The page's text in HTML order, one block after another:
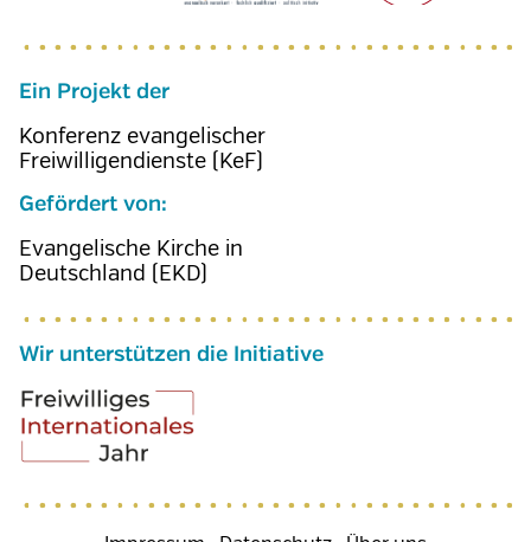
Ein Projekt der
Konferenz evangelischer
Freiwilligendienste (KeF)
Gefördert von:
Evangelische Kirche in
Deutschland (EKD)
Wir unterstützen die Initiative